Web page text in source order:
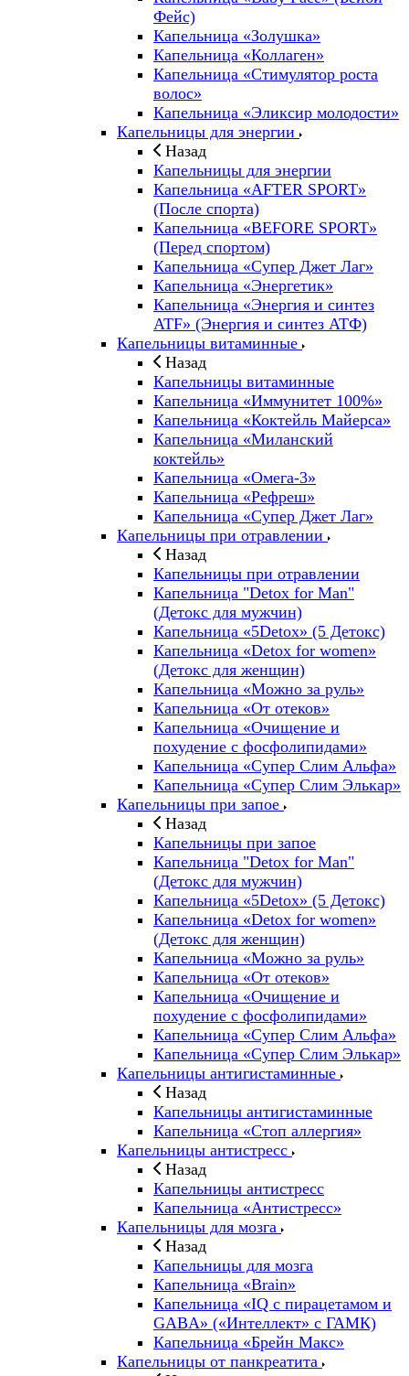
Фейс)
Капельница «Золушка»
Капельница «Коллаген»
Капельница «Стимулятор роста
волос»
Капельница «Эликсир молодости»
Капельницы для энергии
Назад
Капельницы для энергии
Капельница «AFTER SPORT»
(После спорта)
Капельница «BEFORE SPORT»
(Перед спортом)
Капельница «Супер Джет Лаг»
Капельница «Энергетик»
Капельница «Энергия и синтез
ATF» (Энергия и синтез АТФ)
Капельницы витаминные
Назад
Капельницы витаминные
Капельница «Иммунитет 100%»
Капельница «Коктейль Майерса»
Капельница «Миланский
коктейль»
Капельница «Омега-3»
Капельница «Рефреш»
Капельница «Супер Джет Лаг»
Капельницы при отравлении
Назад
Капельницы при отравлении
Капельница "Detox for Man"
(Детокс для мужчин)
Капельница «5Detox» (5 Детокс)
Капельница «Detox for women»
(Детокс для женщин)
Капельница «Можно за руль»
Капельница «От отеков»
Капельница «Очищение и
похудение с фосфолипидами»
Капельница «Супер Слим Альфа»
Капельница «Супер Слим Элькар»
Капельницы при запое
Назад
Капельницы при запое
Капельница "Detox for Man"
(Детокс для мужчин)
Капельница «5Detox» (5 Детокс)
Капельница «Detox for women»
(Детокс для женщин)
Капельница «Можно за руль»
Капельница «От отеков»
Капельница «Очищение и
похудение с фосфолипидами»
Капельница «Супер Слим Альфа»
Капельница «Супер Слим Элькар»
Капельницы антигистаминные
Назад
Капельницы антигистаминные
Капельница «Стоп аллергия»
Капельницы антистресс
Назад
Капельницы антистресс
Капельница «Антистресс»
Капельницы для мозга
Назад
Капельницы для мозга
Капельница «Brain»
Капельница «IQ с пирацетамом и
GABA» («Интеллект» с ГАМК)
Капельница «Брейн Макс»
Капельницы от панкреатита